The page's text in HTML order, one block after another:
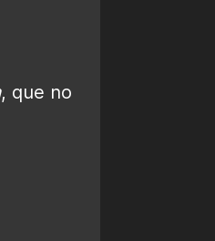
, que no